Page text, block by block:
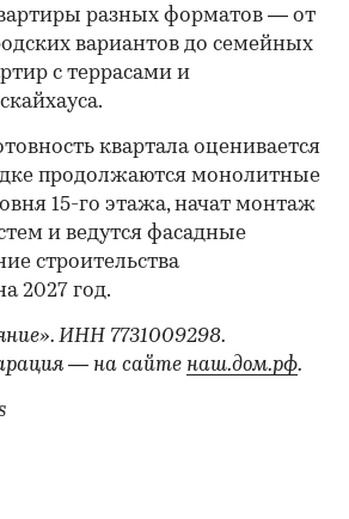
разных форматов — от
вариантов до семейных
с террасами и
квартала оценивается
продолжаются монолитные
15-го этажа, начат монтаж
и ведутся фасадные
строительства
2027 год.
ИНН 7731009298.
— на сайте наш.дом.рф.